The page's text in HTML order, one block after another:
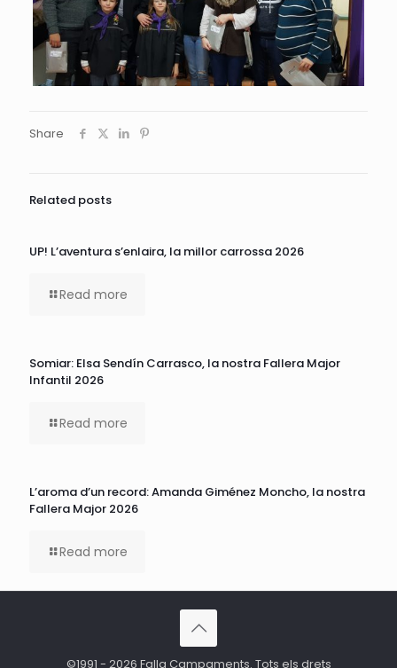
Share
Related posts
UP! L’aventura s’enlaira, la millor carrossa 2026
Read more
Somiar: Elsa Sendín Carrasco, la nostra Fallera Major
Infantil 2026
Read more
L’aroma d’un record: Amanda Giménez Moncho, la nostra
Fallera Major 2026
Read more
©1991 - 2026 Falla Campaments. Tots els drets